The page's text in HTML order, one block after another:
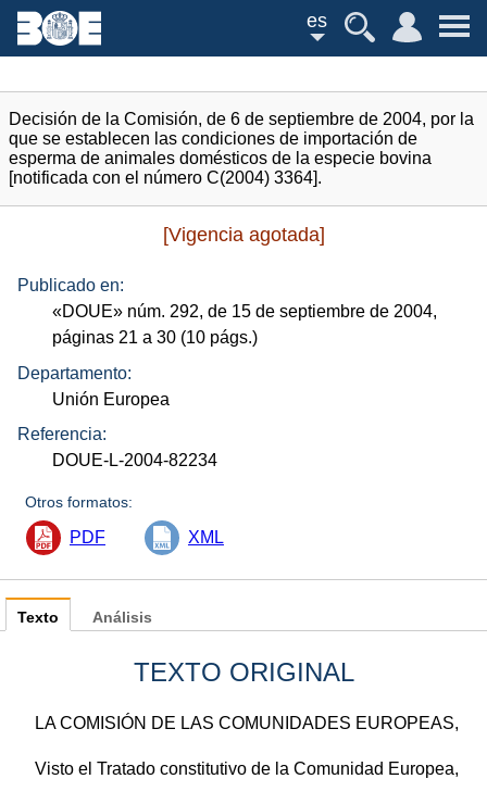
es
Decisión de la Comisión, de 6 de septiembre de 2004, por la
que se establecen las condiciones de importación de
esperma de animales domésticos de la especie bovina
[notificada con el número C(2004) 3364].
[Vigencia agotada]
Publicado en:
«DOUE» núm. 292, de 15 de septiembre de 2004,
páginas 21 a 30 (10 págs.)
Departamento:
Unión Europea
Referencia:
DOUE-L-2004-82234
Otros formatos:
PDF XML
Texto
TEXTO ORIGINAL
LA COMISIÓN DE LAS COMUNIDADES EUROPEAS,
Visto el Tratado constitutivo de la Comunidad Europea,
Análisis